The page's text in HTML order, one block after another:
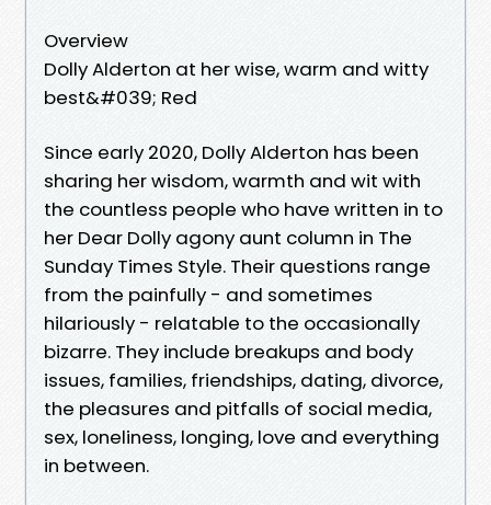
Overview
Dolly Alderton at her wise, warm and witty
best&#039; Red
Since early 2020, Dolly Alderton has been
sharing her wisdom, warmth and wit with
the countless people who have written in to
her Dear Dolly agony aunt column in The
Sunday Times Style. Their questions range
from the painfully - and sometimes
hilariously - relatable to the occasionally
bizarre. They include breakups and body
issues, families, friendships, dating, divorce,
the pleasures and pitfalls of social media,
sex, loneliness, longing, love and everything
in between.